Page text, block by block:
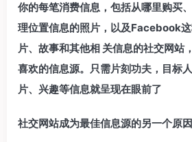
你的每笔消费信息，包括从哪里购买
理位置信息的照片，以及Facebook
片、故事和其他相 关信息的社交网站
喜欢的信息源。只需片刻功夫，目标
片、兴趣等信息就呈现在眼前了
社交网站成为最佳信息源的另一个原